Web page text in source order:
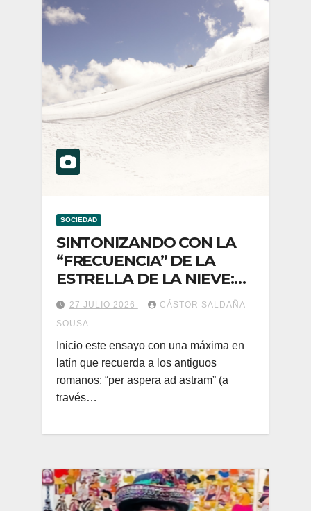
SOCIEDAD
SINTONIZANDO CON LA
“FRECUENCIA” DE LA
ESTRELLA DE LA NIEVE:
QOYLLUR´RITTI
27 JULIO 2026
CÁSTOR SALDAÑA
SOUSA
Inicio este ensayo con una máxima en
latín que recuerda a los antiguos
romanos: “per aspera ad astram” (a
través…